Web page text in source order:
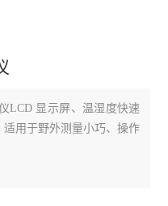
LCD 显示屏、温湿度快速
用于野外测量小巧、操作